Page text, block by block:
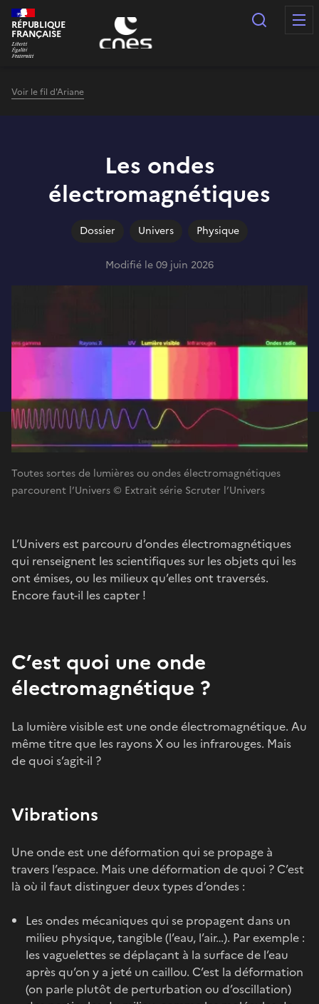
Panneau de gestion des cookies
RÉPUBLIQUE
FRANÇAISE
Voir le fil d'Ariane
Les ondes
électromagnétiques
Dossier Univers Physique
Modifié le 09 juin 2026
Toutes sortes de lumières ou ondes électromagnétiques
parcourent l’Univers © Extrait série Scruter l’Univers
L’Univers est parcouru d’ondes électromagnétiques
qui renseignent les scientifiques sur les objets qui les
ont émises, ou les milieux qu’elles ont traversés.
Encore faut-il les capter !
C’est quoi une onde
électromagnétique ?
La lumière visible est une onde électromagnétique. Au
même titre que les rayons X ou les infrarouges. Mais
de quoi s’agit-il ?
Vibrations
Une onde est une déformation qui se propage à
travers l’espace. Mais une déformation de quoi ? C’est
là où il faut distinguer deux types d’ondes :
Les ondes mécaniques qui se propagent dans un
milieu physique, tangible (l’eau, l’air…). Par exemple :
les vaguelettes se déplaçant à la surface de l’eau
après qu’on y a jeté un caillou. C’est la déformation
(on parle plutôt de perturbation ou d’oscillation)